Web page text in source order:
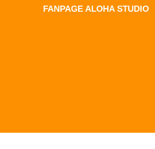
FANPAGE ALOHA STUDIO